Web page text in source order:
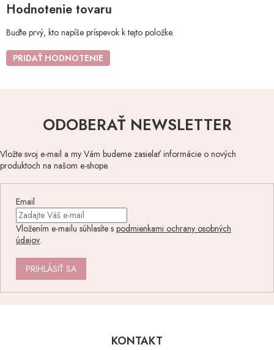
Hodnotenie tovaru
Buďte prvý, kto napíše príspevok k tejto položke.
PRIDAŤ HODNOTENIE
ODOBERAŤ NEWSLETTER
Vložte svoj e-mail a my Vám budeme zasielať informácie o nových
produktoch na našom e-shope.
Email
Vložením e-mailu súhlasíte s podmienkami ochrany osobných
údajov.
PRIHLÁSIŤ SA
KONTAKT